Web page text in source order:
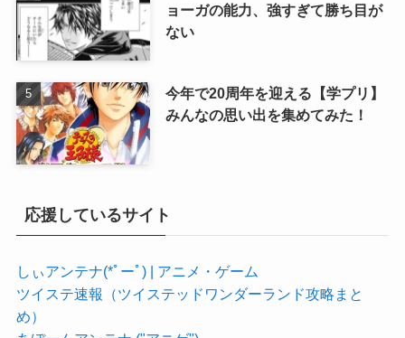
ョーガの能力、強すぎて勝ち目が
ない
今年で20周年を迎える【学プリ】
みんなの思い出を集めてみた！
応援しているサイト
しぃアンテナ(*ﾟーﾟ) | アニメ・ゲーム
ツイステ速報（ツイステッドワンダーランド攻略まと
め）